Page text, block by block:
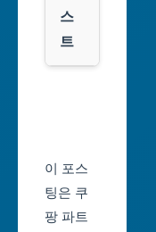
대
전
광
광
스
트
일
정
이 포스
팅은 쿠
팡 파트